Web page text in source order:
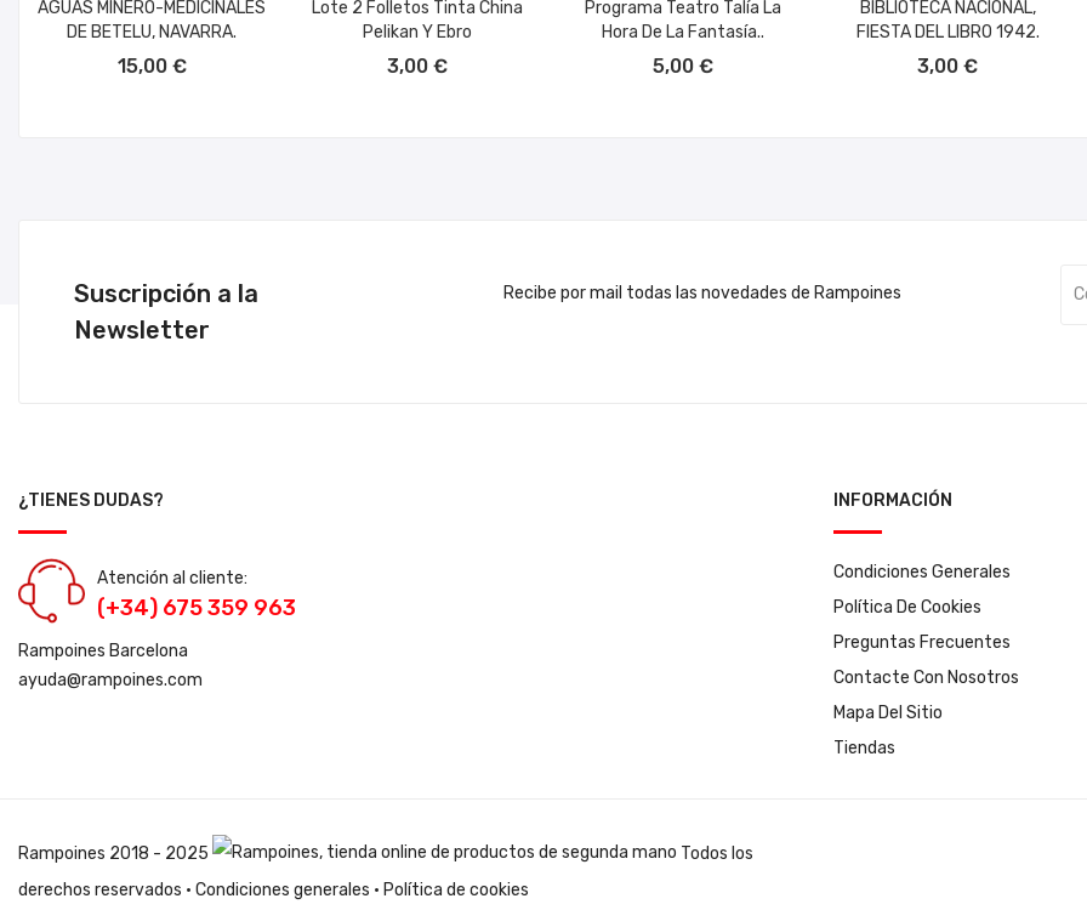
AGUAS MINERO-MEDICINALES
DE BETELU, NAVARRA.
15,00 €
Lote 2 Folletos Tinta China
Pelikan Y Ebro
3,00 €
Programa Teatro Talía La
Hora De La Fantasía..
5,00 €
BIBLIOTECA NACIONAL,
FIESTA DEL LIBRO 1942.
3,00 €
Suscripción a la
Newsletter
Recibe por mail todas las novedades de Rampoines
¿TIENES DUDAS?
Atención al cliente:
(+34) 675 359 963
Rampoines Barcelona
ayuda@rampoines.com
INFORMACIÓN
Condiciones Generales
Política De Cookies
Preguntas Frecuentes
Contacte Con Nosotros
Mapa Del Sitio
Tiendas
Rampoines 2018 - 2025
Todos los
derechos reservados · Condiciones generales · Política de cookies